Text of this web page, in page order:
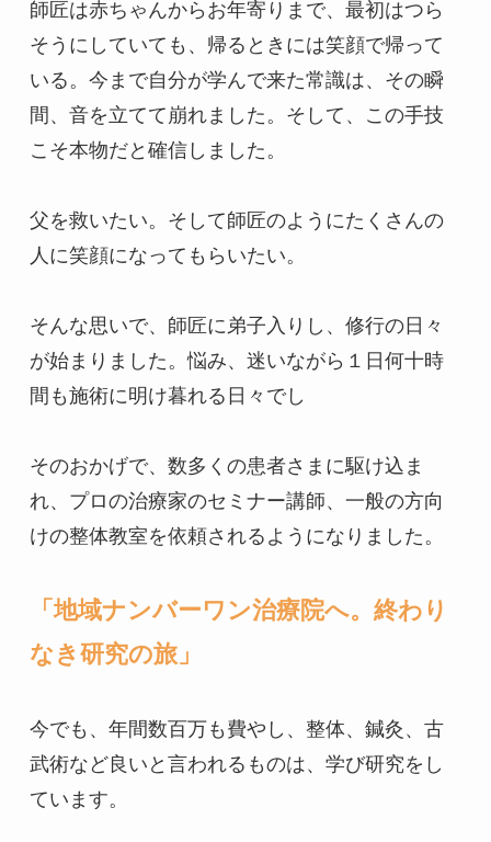
師匠は赤ちゃんからお年寄りまで、最初はつら
そうにしていても、帰るときには笑顔で帰って
いる。今まで自分が学んで来た常識は、その瞬
間、音を立てて崩れました。そして、この手技
こそ本物だと確信しました。
父を救いたい。そして師匠のようにたくさんの
人に笑顔になってもらいたい。
そんな思いで、師匠に弟子入りし、修行の日々
が始まりました。悩み、迷いながら１日何十時
間も施術に明け暮れる日々でし
そのおかげで、数多くの患者さまに駆け込ま
れ、プロの治療家のセミナー講師、一般の方向
けの整体教室を依頼されるようになりました。
「地域ナンバーワン治療院へ。終わり
なき研究の旅」
今でも、年間数百万も費やし、整体、鍼灸、古
武術など良いと言われるものは、学び研究をし
ています。